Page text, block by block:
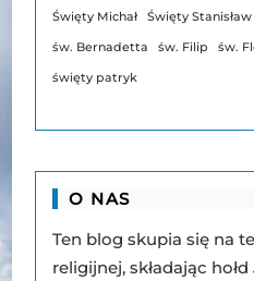
Święty Michał Święty Stanisław
św. Bernadetta św. Filip św.
święty patryk
O NAS
Ten blog skupia się na
religijnej, składając